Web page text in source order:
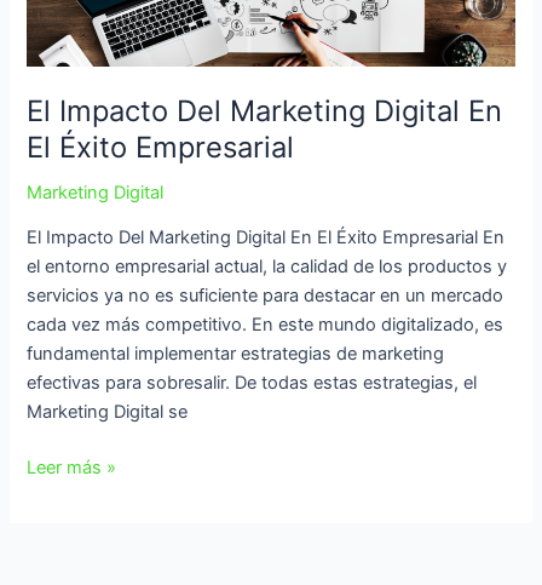
El Impacto Del Marketing Digital En
El Éxito Empresarial
Marketing Digital
El Impacto Del Marketing Digital En El Éxito Empresarial En
el entorno empresarial actual, la calidad de los productos y
servicios ya no es suficiente para destacar en un mercado
cada vez más competitivo. En este mundo digitalizado, es
fundamental implementar estrategias de marketing
efectivas para sobresalir. De todas estas estrategias, el
Marketing Digital se
Digital
En
Éxito
Empresarial
Leer más »